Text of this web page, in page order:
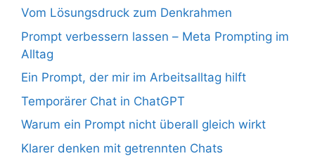
Vom Lösungsdruck zum Denkrahmen
Prompt verbessern lassen – Meta Prompting im
Alltag
Ein Prompt, der mir im Arbeitsalltag hilft
Temporärer Chat in ChatGPT
Warum ein Prompt nicht überall gleich wirkt
Klarer denken mit getrennten Chats